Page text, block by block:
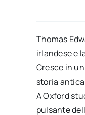
Thomas
irlandese e
Cresce in
storia
A Oxford
pulsante